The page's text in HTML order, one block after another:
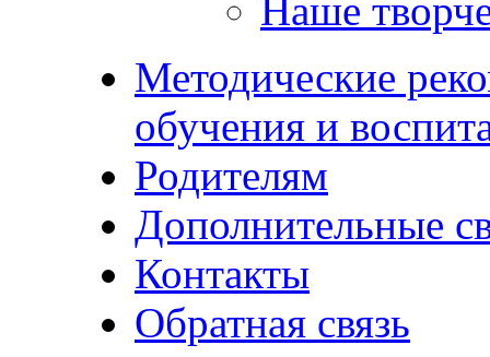
Наше
Методические
обучения и
Родителям
Дополнительные
Контакты
Обратная связь